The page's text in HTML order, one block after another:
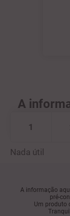
A
Nada útil
1
A informação
pré-
Um produto